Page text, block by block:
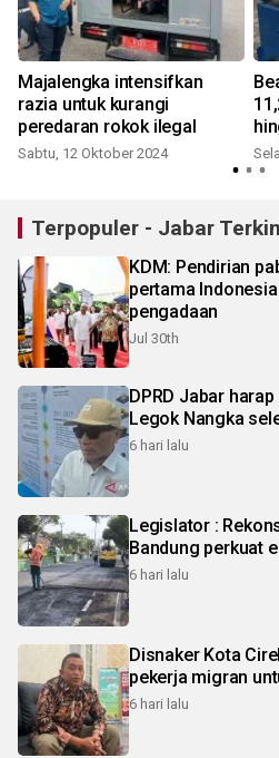
Majalengka intensifkan
razia untuk kurangi
peredaran rokok ilegal
Sabtu, 12 Oktober 2024
Terpopuler - Jabar
KDM: Pendirian
pertama
pengadaan
Jul 30th
DPRD Jabar
Legok Nangka
6 hari lalu
Legislator : Rekonstruksi Jalan Soreang-
Bandung perkuat
6 hari lalu
Disnaker Kota
pekerja migran
6 hari lalu